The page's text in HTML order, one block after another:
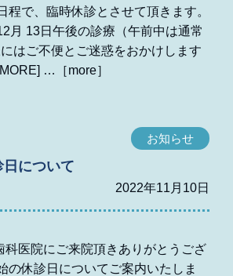
程で、臨時休診とさせて頂きます。
月 13日午後の診療（午前中は通常
はご不便とご迷惑をおかけします
お知らせ
について
2022年11月10日
科医院にご来院頂きありがとうござ
の休診日についてご案内いたしま